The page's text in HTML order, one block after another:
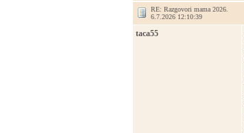
RE: Razgovori mama 2026.
6.7.2026 12:10:39
taca55